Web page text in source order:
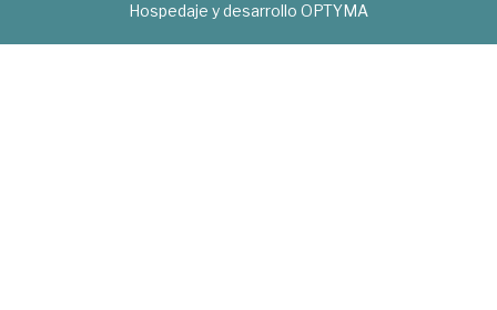
Hospedaje y desarrollo OPTYMA